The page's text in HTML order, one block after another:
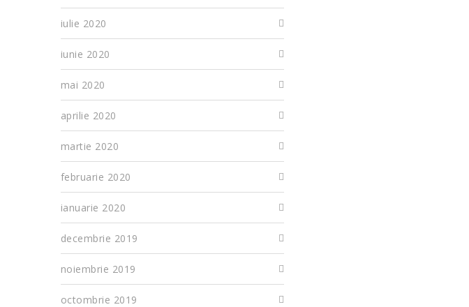
iulie 2020
iunie 2020
mai 2020
aprilie 2020
martie 2020
februarie 2020
ianuarie 2020
decembrie 2019
noiembrie 2019
octombrie 2019